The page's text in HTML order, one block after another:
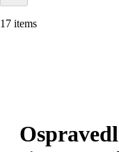
17 items